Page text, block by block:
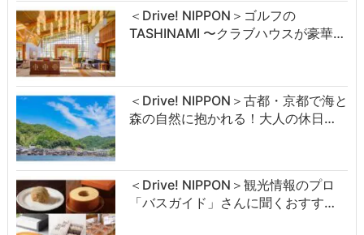
＜Drive! NIPPON＞ゴルフの
TASHINAMI 〜クラブハウスが豪華…
＜Drive! NIPPON＞古都・京都で海と
森の自然に抱かれる！大人の休日…
＜Drive! NIPPON＞観光情報のプロ
「バスガイド」さんに聞くおすす…